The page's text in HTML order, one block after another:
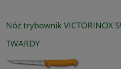
Nóż trybownik VICTORINOX
TWARDY